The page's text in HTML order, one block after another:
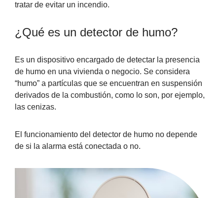
tratar de evitar un incendio.
¿Qué es un detector de humo?
Es un dispositivo encargado de detectar la presencia
de humo en una vivienda o negocio. Se considera
“humo” a partículas que se encuentran en suspensión
derivados de la combustión, como lo son, por ejemplo,
las cenizas.
El funcionamiento del detector de humo no depende
de si la alarma está conectada o no.